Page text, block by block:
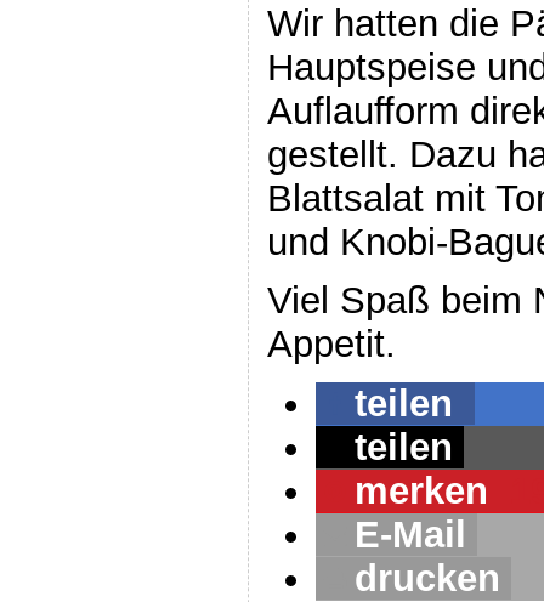
Wir hatten die
Hauptspeise
Auflaufform
gestellt. Dazu
Blattsalat mit
und Knobi-
Viel Spaß beim
Appetit.
teilen
teilen
merken
E-Mail
drucken